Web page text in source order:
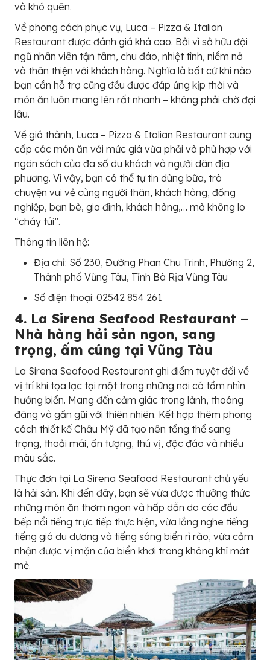
và khó quên.
Về phong cách phục vụ, Luca – Pizza & Italian
Restaurant được đánh giá khá cao. Bởi vì sở hữu đội
ngũ nhân viên tận tâm, chu đáo, nhiệt tình, niềm nở
và thân thiện với khách hàng. Nghĩa là bất cứ khi nào
bạn cần hỗ trợ cũng đều được đáp ứng kịp thời và
món ăn luôn mang lên rất nhanh – không phải chờ đợi
lâu.
Về giá thành, Luca – Pizza & Italian Restaurant cung
cấp các món ăn với mức giá vừa phải và phù hợp với
ngân sách của đa số du khách và người dân địa
phương. Vì vậy, bạn có thể tự tin dùng bữa, trò
chuyện vui vẻ cùng người thân, khách hàng, đồng
nghiệp, bạn bè, gia đình, khách hàng,… mà không lo
“cháy túi”.
Thông tin liên hệ:
Địa chỉ: Số 230, Đường Phan Chu Trinh, Phường 2,
Thành phố Vũng Tàu, Tỉnh Bà Rịa Vũng Tàu
Số điện thoại: 02542 854 261
4. La Sirena Seafood Restaurant –
Nhà hàng hải sản ngon, sang
trọng, ấm cúng tại Vũng Tàu
La Sirena Seafood Restaurant ghi điểm tuyệt đối về
vị trí khi tọa lạc tại một trong những nơi có tầm nhìn
hướng biển. Mang đến cảm giác trong lành, thoáng
đãng và gần gũi với thiên nhiên. Kết hợp thêm phong
cách thiết kế Châu Mỹ đã tạo nên tổng thể sang
trọng, thoải mái, ấn tượng, thú vị, độc đáo và nhiều
màu sắc.
Thực đơn tại La Sirena Seafood Restaurant chủ yếu
là hải sản. Khi đến đây, bạn sẽ vừa được thưởng thức
những món ăn thơm ngon và hấp dẫn do các đầu
bếp nổi tiếng trực tiếp thực hiện, vừa lắng nghe tiếng
tiếng gió du dương và tiếng sóng biển rì rào, vừa cảm
nhận được vị mặn của biển khơi trong không khí mát
mẻ.